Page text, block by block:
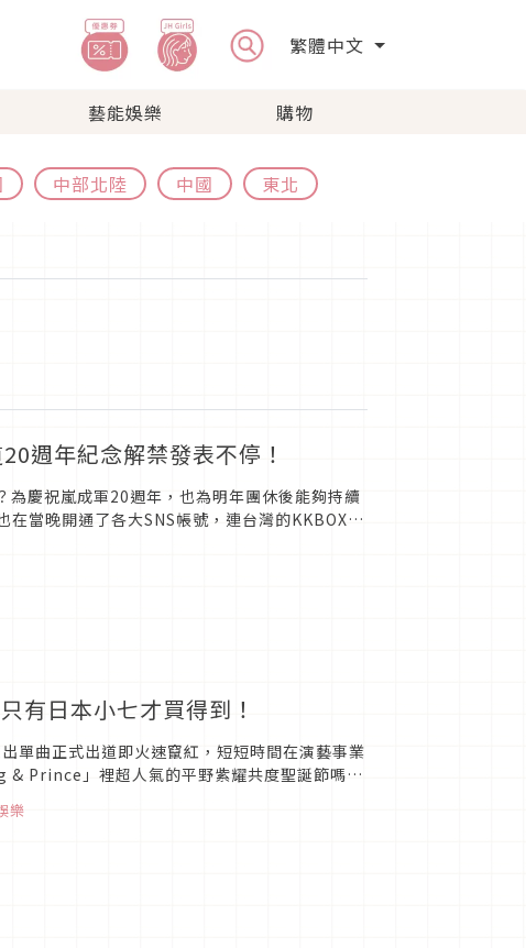
繁體中文
藝能娛樂 購物
中部北陸 中國 東北
週年紀念解禁發表不停！
慶祝嵐成軍20週年，也為明年團休後能夠持續
當晚開通了各大SNS帳號，連台灣的KKBOX都
有日本小七才買得到！
單曲正式出道即火速竄紅，短短時間在演藝事業
Prince」裡超人氣的平野紫耀共度聖誕節嗎？
樂